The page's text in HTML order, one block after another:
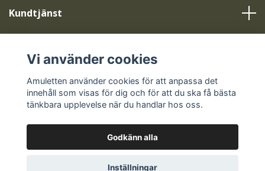
Kundtjänst
Sociala medier
© 2026 Amuletten
Vi använder cookies
Amuletten använder cookies för att anpassa det
innehåll som visas för dig och för att du ska få bästa
tänkbara upplevelse när du handlar hos oss.
Godkänn alla
Inställningar